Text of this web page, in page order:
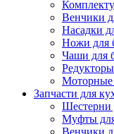
Венчики
Насадки
Ножи для
Чаши для
Моторные
Запчасти для
Шестерни
Муфты